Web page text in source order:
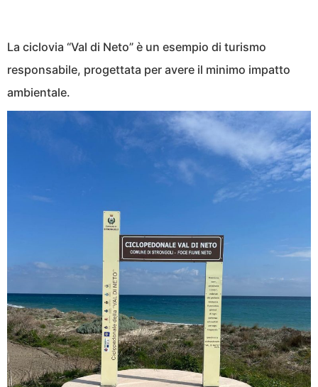
La ciclovia “Val di Neto” è un esempio di turismo
responsabile, progettata per avere il minimo impatto
ambientale.